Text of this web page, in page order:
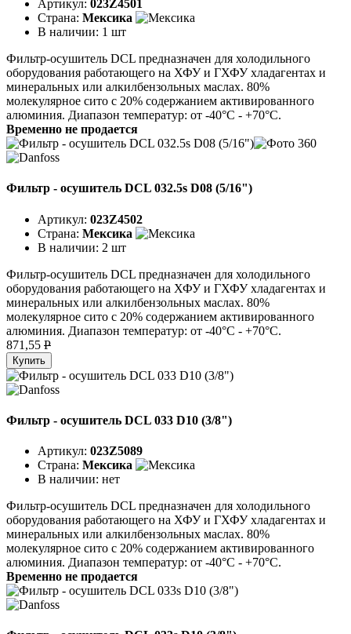
Артикул: 023Z4501
Страна: Мексика
В наличии: 1 шт
Фильтр-осушитель DCL предназначен для холодильного
оборудования работающего на ХФУ и ГХФУ хладагентах и
минеральных или алкилбензольных маслах. 80%
молекулярное сито с 20% содержанием активированного
алюминия. Диапазон температур: от -40°C - +70°C.
Временно не продается
Фильтр - осушитель DCL 032.5s D08 (5/16")
Артикул: 023Z4502
Страна: Мексика
В наличии: 2 шт
Фильтр-осушитель DCL предназначен для холодильного
оборудования работающего на ХФУ и ГХФУ хладагентах и
минеральных или алкилбензольных маслах. 80%
молекулярное сито с 20% содержанием активированного
алюминия. Диапазон температур: от -40°C - +70°C.
871,55 P
Купить
Фильтр - осушитель DCL 033 D10 (3/8")
Артикул: 023Z5089
Страна: Мексика
В наличии: нет
Фильтр-осушитель DCL предназначен для холодильного
оборудования работающего на ХФУ и ГХФУ хладагентах и
минеральных или алкилбензольных маслах. 80%
молекулярное сито с 20% содержанием активированного
алюминия. Диапазон температур: от -40°C - +70°C.
Временно не продается